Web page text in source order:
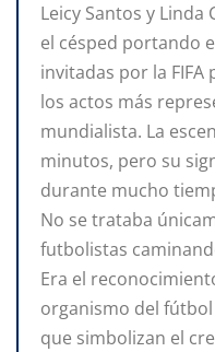
Leicy Santos y
el césped portando
invitadas por la
los actos más
mundialista. La
minutos, pero su
durante mucho
No se trataba
futbolistas
Era el
organismo del
que simbolizan el